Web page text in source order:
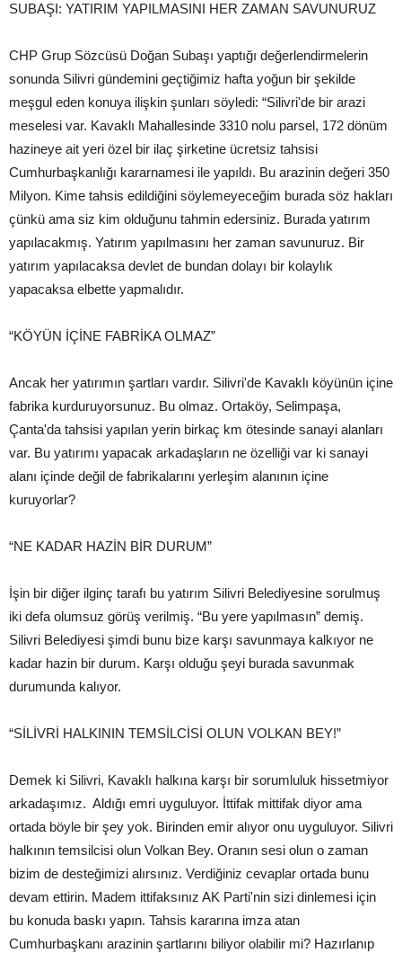
SUBAŞI: YATIRIM YAPILMASINI HER ZAMAN SAVUNURUZ
CHP Grup Sözcüsü Doğan Subaşı yaptığı değerlendirmelerin
sonunda Silivri gündemini geçtiğimiz hafta yoğun bir şekilde
meşgul eden konuya ilişkin şunları söyledi: “Silivri'de bir arazi
meselesi var. Kavaklı Mahallesinde 3310 nolu parsel, 172 dönüm
hazineye ait yeri özel bir ilaç şirketine ücretsiz tahsisi
Cumhurbaşkanlığı kararnamesi ile yapıldı. Bu arazinin değeri 350
Milyon. Kime tahsis edildiğini söylemeyeceğim burada söz hakları
çünkü ama siz kim olduğunu tahmin edersiniz. Burada yatırım
yapılacakmış. Yatırım yapılmasını her zaman savunuruz. Bir
yatırım yapılacaksa devlet de bundan dolayı bir kolaylık
yapacaksa elbette yapmalıdır.
“KÖYÜN İÇİNE FABRİKA OLMAZ”
Ancak her yatırımın şartları vardır. Silivri'de Kavaklı köyünün içine
fabrika kurduruyorsunuz. Bu olmaz. Ortaköy, Selimpaşa,
Çanta'da tahsisi yapılan yerin birkaç km ötesinde sanayi alanları
var. Bu yatırımı yapacak arkadaşların ne özelliği var ki sanayi
alanı içinde değil de fabrikalarını yerleşim alanının içine
kuruyorlar?
“NE KADAR HAZİN BİR DURUM”
İşin bir diğer ilginç tarafı bu yatırım Silivri Belediyesine sorulmuş
iki defa olumsuz görüş verilmiş. “Bu yere yapılmasın” demiş.
Silivri Belediyesi şimdi bunu bize karşı savunmaya kalkıyor ne
kadar hazin bir durum. Karşı olduğu şeyi burada savunmak
durumunda kalıyor.
“SİLİVRİ HALKININ TEMSİLCİSİ OLUN VOLKAN BEY!”
Demek ki Silivri, Kavaklı halkına karşı bir sorumluluk hissetmiyor
arkadaşımız. Aldığı emri uyguluyor. İttifak mittifak diyor ama
ortada böyle bir şey yok. Birinden emir alıyor onu uyguluyor. Silivri
halkının temsilcisi olun Volkan Bey. Oranın sesi olun o zaman
bizim de desteğimizi alırsınız. Verdiğiniz cevaplar ortada bunu
devam ettirin. Madem ittifaksınız AK Parti'nin sizi dinlemesi için
bu konuda baskı yapın. Tahsis kararına imza atan
Cumhurbaşkanı arazinin şartlarını biliyor olabilir mi? Hazırlanıp